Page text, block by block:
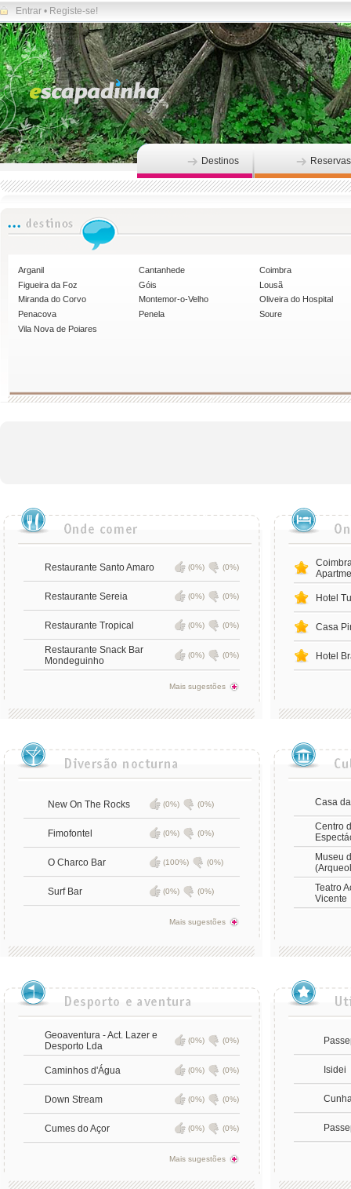
Entrar • Registe-se!
Destinos Reservas
Arganil Cantanhede
Coimbra
Figueira da Foz
Góis
Lousã
Miranda do Corvo
Montemor-o-Velho
Oliveira do Hospital
Penacova
Penela
Soure
Vila Nova de Poiares
Restaurante Santo Amaro (0%) (0%)
Restaurante Sereia (0%) (0%)
Restaurante Tropical (0%) (0%)
Restaurante Snack Bar
Mondeguinho
(0%) (0%)
Mais sugestões
Hotel
Casa
Hotel
New On The Rocks (0%) (0%)
Fimofontel (0%) (0%)
O Charco Bar (100%) (0%)
Surf Bar (0%) (0%)
Mais sugestões
Casa
Centro
Museu
Teatro
Vicente
Geoaventura - Act. Lazer e
Desporto Lda
(0%) (0%)
Caminhos d'Água (0%) (0%)
Down Stream (0%) (0%)
Cumes do Açor (0%) (0%)
Mais sugestões
Isidei